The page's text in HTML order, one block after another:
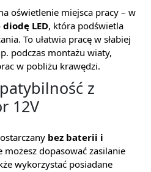
oświetlenie miejsca pracy – w
diodę LED, która podświetla
To ułatwia pracę w słabiej
podczas montażu wiaty,
w pobliżu krawędzi.
z
12V
bez baterii i
możesz dopasować zasilanie
wykorzystać posiadane